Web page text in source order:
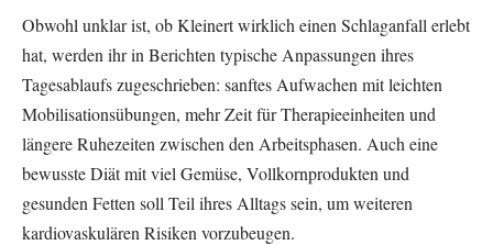
Obwohl unklar ist, ob Kleinert wirklich einen Schlaganfall erlebt
hat, werden ihr in Berichten typische Anpassungen ihres
Tagesablaufs zugeschrieben: sanftes Aufwachen mit leichten
Mobilisationsübungen, mehr Zeit für Therapieeinheiten und
längere Ruhezeiten zwischen den Arbeitsphasen. Auch eine
bewusste Diät mit viel Gemüse, Vollkornprodukten und
gesunden Fetten soll Teil ihres Alltags sein, um weiteren
kardiovaskulären Risiken vorzubeugen.